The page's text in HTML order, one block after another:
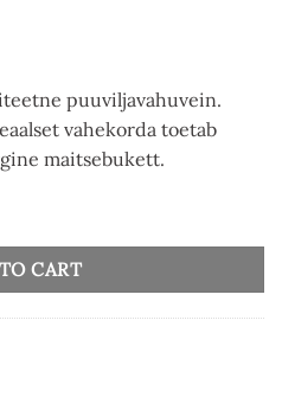
puuviljavahuvein.
vahekorda toetab
maitsebukett.
CART